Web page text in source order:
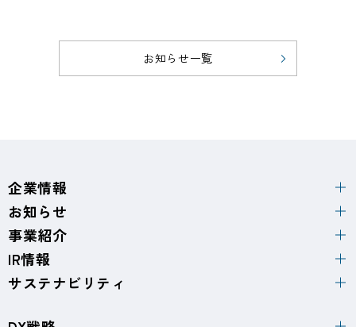
お知らせ一覧
企業情報
お知らせ
事業紹介
IR情報
サステナビリティ